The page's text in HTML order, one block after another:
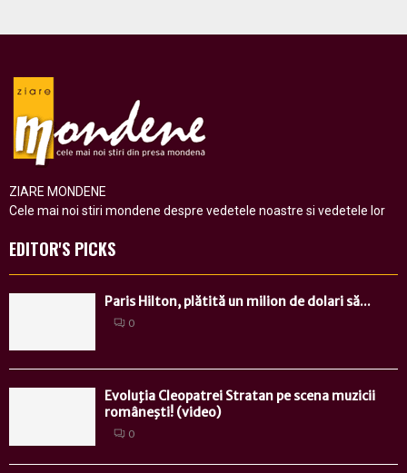
ZIARE MONDENE
Cele mai noi stiri mondene despre vedetele noastre si vedetele lor
EDITOR'S PICKS
Paris Hilton, plătită un milion de dolari să...
0
Evoluţia Cleopatrei Stratan pe scena muzicii
româneşti! (video)
0